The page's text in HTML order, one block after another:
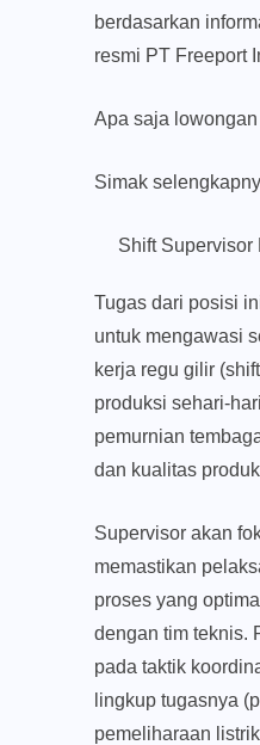
berdasarkan
resmi PT Freeport
Apa saja
Simak
Shift Supervisor
Tugas dari posisi
untuk mengawasi
kerja regu gilir
produksi sehari-
pemurnian
dan kualitas
Supervisor akan
memastikan
proses yang
dengan tim teknis.
pada taktik
lingkup tugasnya
pemeliharaan